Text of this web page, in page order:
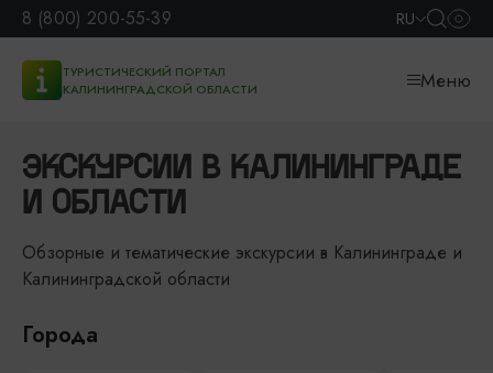
8 (800) 200-55-39 RU
ТУРИСТИЧЕСКИЙ ПОРТАЛ
КАЛИНИНГРАДСКОЙ ОБЛАСТИ
Меню
ЭКСКУРСИИ В КАЛИНИНГРАДЕ
И ОБЛАСТИ
Обзорные и тематические экскурсии в Калининграде и
Калининградской области
Города